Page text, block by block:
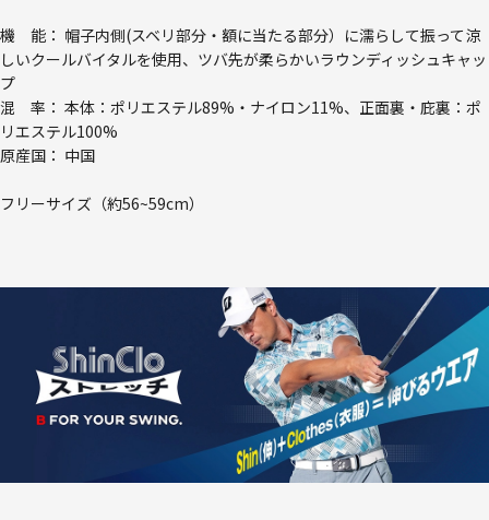
機 能： 帽子内側(スベリ部分・額に当たる部分）に濡らして振って涼
しいクールバイタルを使用、ツバ先が柔らかいラウンディッシュキャッ
プ
混 率： 本体：ポリエステル89%・ナイロン11%、正面裏・庇裏：ポ
リエステル100%
原産国： 中国
フリーサイズ（約56~59cm）